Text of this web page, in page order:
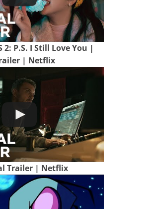
2: P.S. I Still Love You |
| Netflix
Trailer | Netflix